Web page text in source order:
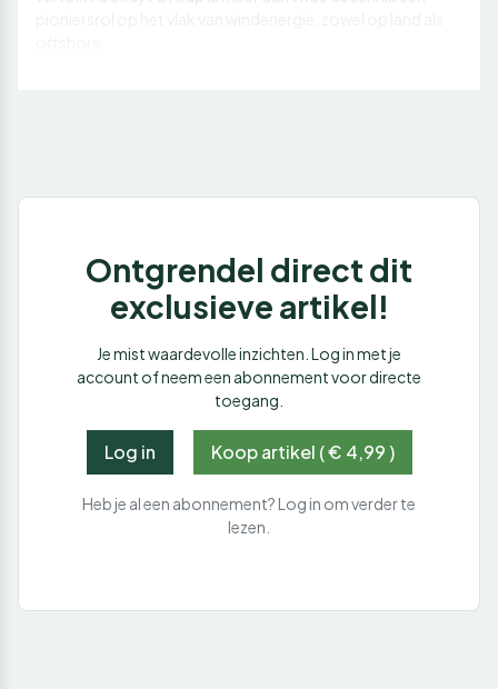
Ontgrendel direct dit
exclusieve artikel!
Je mist waardevolle inzichten. Log in met je
account of neem een abonnement voor directe
toegang.
Log in Koop artikel ( € 4,99 )
Heb je al een abonnement? Log in om verder te
lezen.